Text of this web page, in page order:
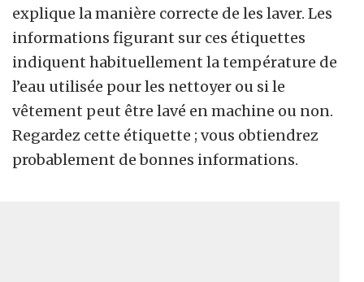
explique la manière correcte de les laver. Les
informations figurant sur ces étiquettes
indiquent habituellement la température de
l’eau utilisée pour les nettoyer ou si le
vêtement peut être lavé en machine ou non.
Regardez cette étiquette ; vous obtiendrez
probablement de bonnes informations.